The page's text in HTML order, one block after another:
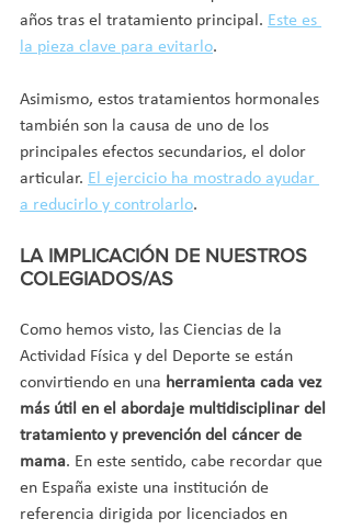
años tras el tratamiento principal. Este es
la pieza clave para evitarlo.
Asimismo, estos tratamientos hormonales
también son la causa de uno de los
principales efectos secundarios, el dolor
articular. El ejercicio ha mostrado ayudar
a reducirlo y controlarlo.
LA IMPLICACIÓN DE NUESTROS
COLEGIADOS/AS
Como hemos visto, las Ciencias de la
Actividad Física y del Deporte se están
convirtiendo en una herramienta cada vez
más útil en el abordaje multidisciplinar del
tratamiento y prevención del cáncer de
mama. En este sentido, cabe recordar que
en España existe una institución de
referencia dirigida por licenciados en